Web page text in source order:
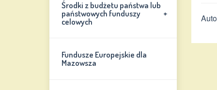
+
Środki z budżetu państwa lub
państwowych funduszy
celowych
Fundusze Europejskie dla
Mazowsza